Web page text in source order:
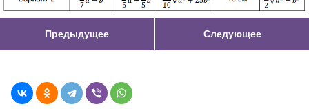
Предыдущее Следующее